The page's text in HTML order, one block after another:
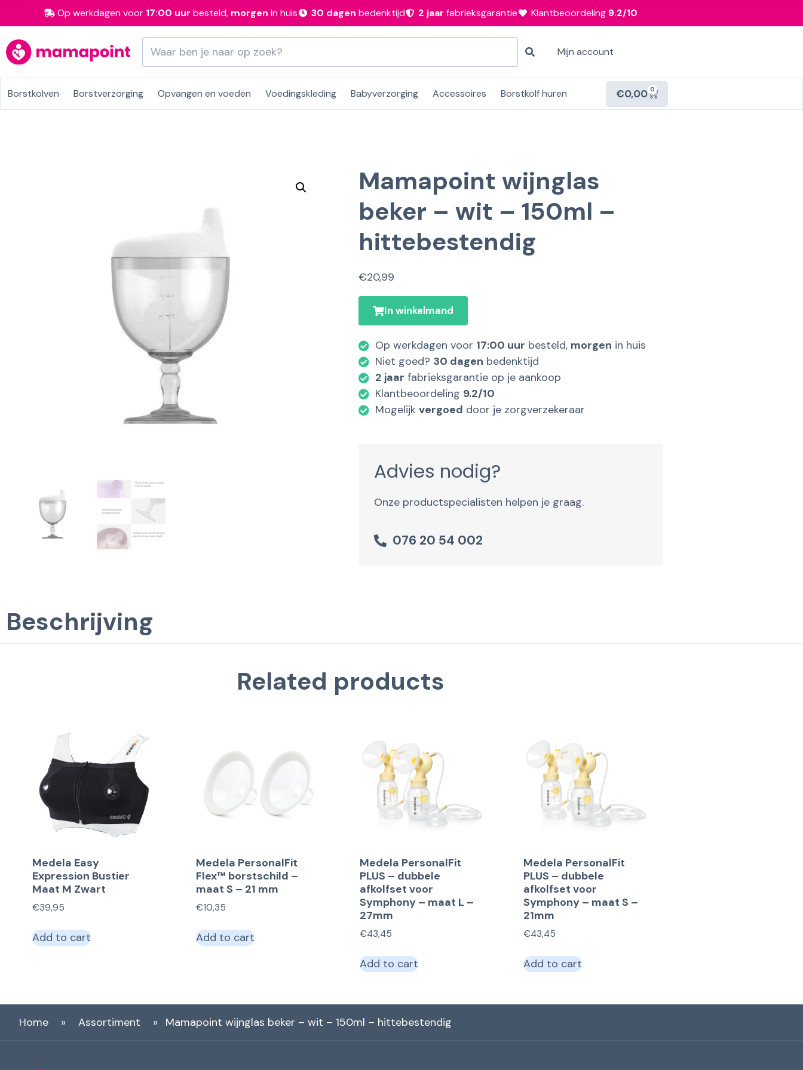
Op werkdagen voor 17:00 uur besteld, morgen in huis 30 dagen bedenktijd 2 jaar fabrieksgarantie Klantbeoordeling 9.2/10
Mijn account
Borstkolven Borstverzorging Opvangen en voeden Voedingskleding Babyverzorging Accessoires Borstkolf huren €0,00 0
Mamapoint wijnglas
beker – wit – 150ml –
hittebestendig
€20,99
In winkelmand
Op werkdagen voor 17:00 uur besteld, morgen in huis
Niet goed? 30 dagen bedenktijd
2 jaar fabrieksgarantie op je aankoop
Klantbeoordeling 9.2/10
Mogelijk vergoed door je zorgverzekeraar
Advies nodig?
Onze productspecialisten helpen je graag.
076 20 54 002
Beschrijving
Related products
Medela Easy
Expression Bustier
Maat M Zwart
€39,95
Add to cart
Medela PersonalFit
Flex™ borstschild –
maat S – 21 mm
€10,35
Add to cart
Medela PersonalFit
PLUS – dubbele
afkolfset voor
Symphony – maat L –
27mm
€43,45
Add to cart
Medela PersonalFit
PLUS – dubbele
afkolfset voor
Symphony – maat S –
21mm
€43,45
Add to cart
Home » Assortiment » Mamapoint wijnglas beker – wit – 150ml – hittebestendig